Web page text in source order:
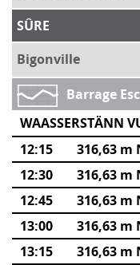
SÛRE
Bigonville
Barrage
WAASSERSTÄNN
12:15
316,63 m
12:30
316,63 m
12:45
316,63 m
13:00
316,63 m
13:15
316,63 m